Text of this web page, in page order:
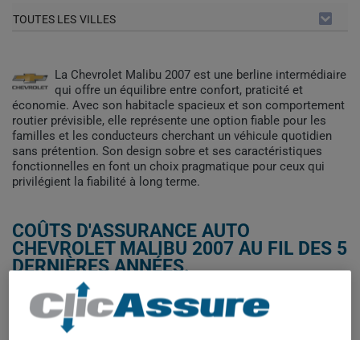
TOUTES LES VILLES
La Chevrolet Malibu 2007 est une berline intermédiaire
qui offre un équilibre entre confort, praticité et
économie. Avec son habitacle spacieux et son comportement
routier prévisible, elle représente une option fiable pour les
familles et les conducteurs cherchant un véhicule quotidien
sans prétention. Son design sobre et ses caractéristiques
fonctionnelles en font un choix pragmatique pour ceux qui
privilégient la fiabilité à long terme.
COÛTS D'ASSURANCE AUTO
CHEVROLET MALIBU 2007 AU FIL DES 5
DERNIÈRES ANNÉES.
Les primes d'assurance pour la Chevrolet Malibu 2007 ont
connu des fluctuations notables entre 2022 et 2025. Après une